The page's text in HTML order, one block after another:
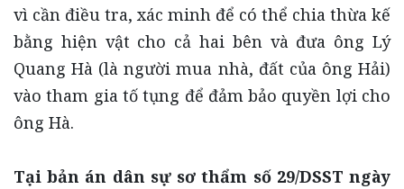
vì cần điều tra, xác minh để có thể chia thừa kế
bằng hiện vật cho cả hai bên và đưa ông Lý
Quang Hà (là người mua nhà, đất của ông Hải)
vào tham gia tố tụng để đảm bảo quyền lợi cho
ông Hà.
Tại bản án dân sự sơ thẩm số 29/DSST ngày